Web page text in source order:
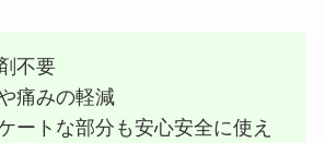
不要
痛みの軽減
ートな部分も安心安全に使え